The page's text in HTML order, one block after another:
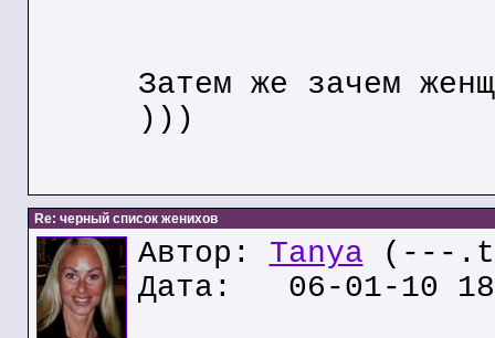
Затем же зачем
)))
Re: черный список женихов
Автор: Tanya (---
Дата: 06-01-10